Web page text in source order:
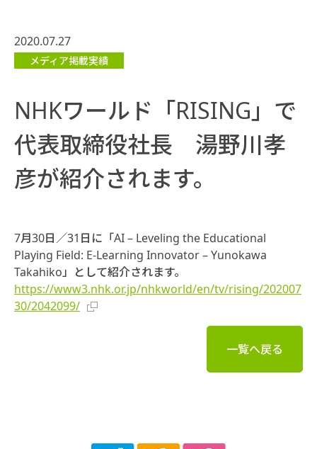
2020.07.27
メディア掲載実績
NHKワールド「RISING」で
代表取締役社長 湯野川孝
彦が紹介されます。
7月30日／31日に「AI – Leveling the Educational
Playing Field: E-Learning Innovator – Yunokawa
Takahiko」として紹介されます。
https://www3.nhk.or.jp/nhkworld/en/tv/rising/202007
30/2042099/
一覧へ戻る